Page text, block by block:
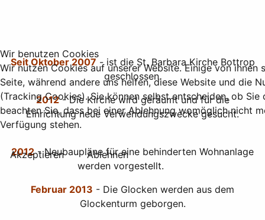
Seit Oktober 2007- ist die St. Barbara Kirche Bottrop
geschlossen.
2012- Die Kirche wird geräumt und für die
Einrichtung neue Verwendungszwecke gesucht.
2012- Neubaupläne für eine behinderten Wohnanlage
werden vorgestellt.
Februar 2013 - Die Glocken werden aus dem
Glockenturm geborgen.
Wir benutzen Cookies
Wir nutzen Cookies auf unserer Website. Einige von ihnen
Seite, während andere uns helfen, diese Website und die
(Tracking Cookies). Sie können selbst entscheiden, ob
beachten Sie, dass bei einer Ablehnung womöglich nicht
Verfügung stehen.
Akzeptieren Ablehnen